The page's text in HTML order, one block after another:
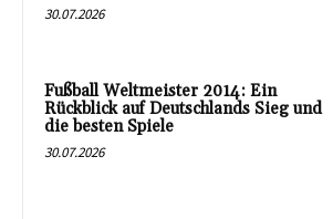
30.07.2026
Fußball Weltmeister 2014: Ein
Rückblick auf Deutschlands Sieg und
die besten Spiele
30.07.2026